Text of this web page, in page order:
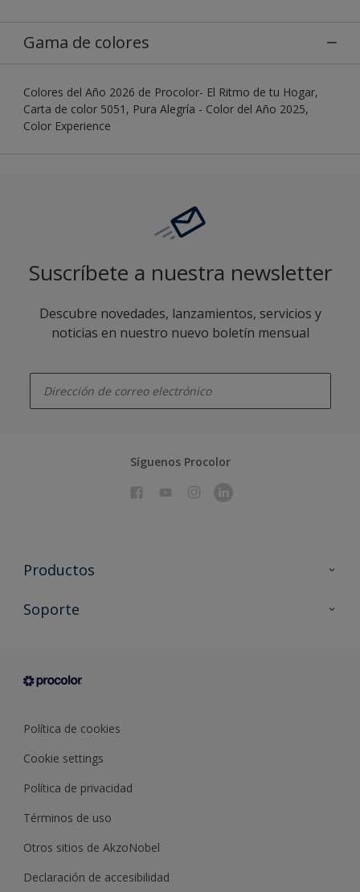
Gama de colores
Colores del Año 2026 de Procolor- El Ritmo de tu Hogar,
Carta de color 5051, Pura Alegría - Color del Año 2025,
Color Experience
Suscríbete a nuestra newsletter
Descubre novedades, lanzamientos, servicios y
noticias en nuestro nuevo boletín mensual
Síguenos Procolor
Productos
Todos los productos
Condiciones generales de venta
Soporte
Sobre Procolor
Política de cookies
Cookie settings
Política de privacidad
Términos de uso
Otros sitios de AkzoNobel
Declaración de accesibilidad